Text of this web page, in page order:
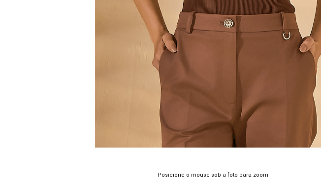
Posicione o mouse sob a foto para zoom